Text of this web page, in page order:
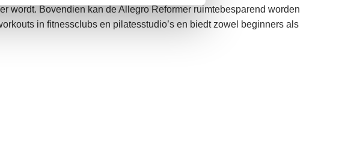
wordt. Bovendien kan de Allegro Reformer ruimtebesparend worden
in fitnessclubs en pilatesstudio’s en biedt zowel beginners als